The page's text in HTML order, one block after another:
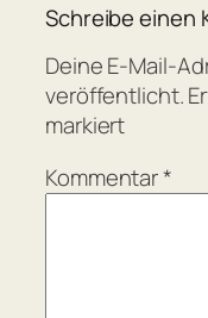
Schreibe einen
Deine E-Mail-
veröffentlicht.
markiert
Kommentar*